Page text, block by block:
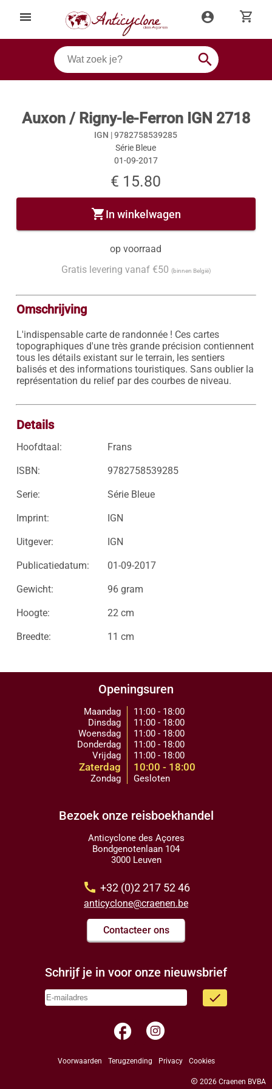
menu account_circle shopping_cart
search
Auxon / Rigny-le-Ferron IGN 2718
IGN |9782758539285
Série Bleue
01-09-2017
€ 15.80
shopping_cartIn winkelwagen
op voorraad
Gratis levering vanaf €50 (binnen België)
Omschrijving
L'indispensable carte de randonnée ! Ces cartes
topographiques d'une très grande précision contiennent
tous les détails existant sur le terrain, les sentiers
balisés et des informations touristiques. Sans oublier la
représentation du relief par des courbes de niveau.
Details
Hoofdtaal: Frans
ISBN: 9782758539285
Serie: Série Bleue
Imprint: IGN
Uitgever: IGN
Publicatiedatum: 01-09-2017
Gewicht: 96 gram
Hoogte: 22 cm
Breedte: 11 cm
Openingsuren
Maandag
Dinsdag
Woensdag
Donderdag
Vrijdag
Zaterdag
Zondag
11:00 - 18:00
11:00 - 18:00
11:00 - 18:00
11:00 - 18:00
11:00 - 18:00
10:00 - 18:00
Gesloten
Bezoek onze reisboekhandel
Anticyclone des Açores
Bondgenotenlaan 104
3000 Leuven
call +32 (0)2 217 52 46
anticyclone@craenen.be
Contacteer ons
Schrijf je in voor onze nieuwsbrief
done
facebook
Voorwaarden Terugzending Privacy Cookies
copyright 2026 Craenen BVBA